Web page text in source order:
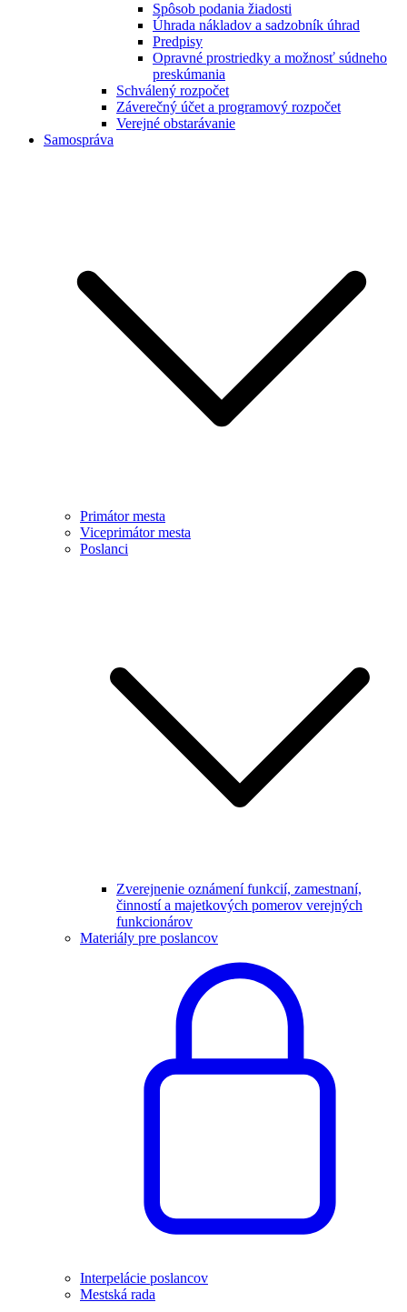
Spôsob podania žiadosti
Úhrada nákladov a sadzobník úhrad
Predpisy
Opravné prostriedky a možnosť súdneho
preskúmania
Schválený rozpočet
Záverečný účet a programový rozpočet
Verejné obstarávanie
Samospráva
Primátor mesta
Viceprimátor mesta
Poslanci
Zverejnenie oznámení funkcií, zamestnaní,
činností a majetkových pomerov verejných
funkcionárov
Materiály pre poslancov
Interpelácie poslancov
Mestská rada